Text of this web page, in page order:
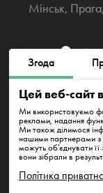
Згода
Цей веб-сайт
Ми використовуємо
реклами, надання
Ми також ділимося
нашими партнерами з
можуть об'єднувати
вони зібрали в
Політика
Мінськ, Прага,
Договір